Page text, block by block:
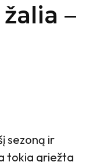
–
sezoną ir
tokia griežta